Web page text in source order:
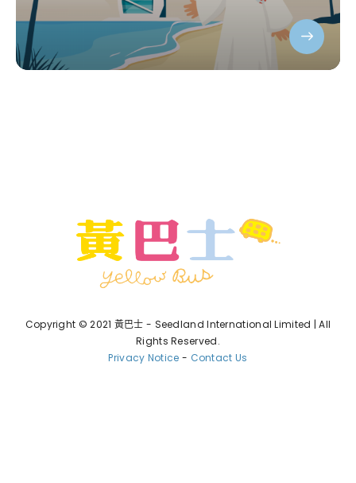
Copyright © 2021 黃巴士 - Seedland International Limited | All
Rights Reserved.
Privacy Notice - Contact Us